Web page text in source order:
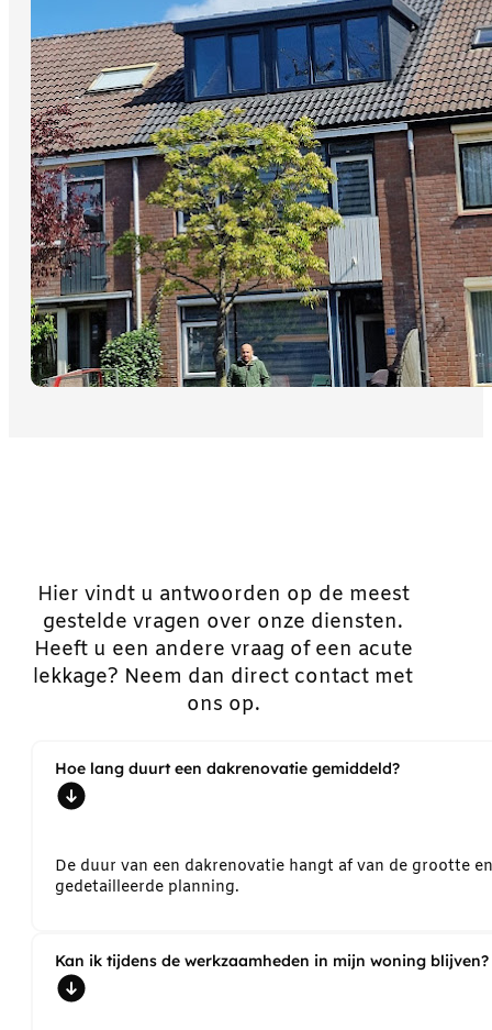
Hier vindt u antwoorden op de meest
gestelde vragen over onze diensten.
Heeft u een andere vraag of een acute
lekkage? Neem dan direct contact met
ons op.
Hoe lang duurt een dakrenovatie gemiddeld?
De duur van een dakrenovatie hangt af van de grootte
gedetailleerde planning.
Kan ik tijdens de werkzaamheden in mijn woning blijven?